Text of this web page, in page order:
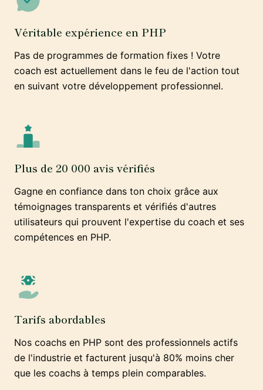
Véritable expérience en PHP
Pas de programmes de formation fixes ! Votre
coach est actuellement dans le feu de l'action tout
en suivant votre développement professionnel.
Plus de 20 000 avis vérifiés
Gagne en confiance dans ton choix grâce aux
témoignages transparents et vérifiés d'autres
utilisateurs qui prouvent l'expertise du coach et ses
compétences en PHP.
Tarifs abordables
Nos coachs en PHP sont des professionnels actifs
de l'industrie et facturent jusqu'à 80% moins cher
que les coachs à temps plein comparables.